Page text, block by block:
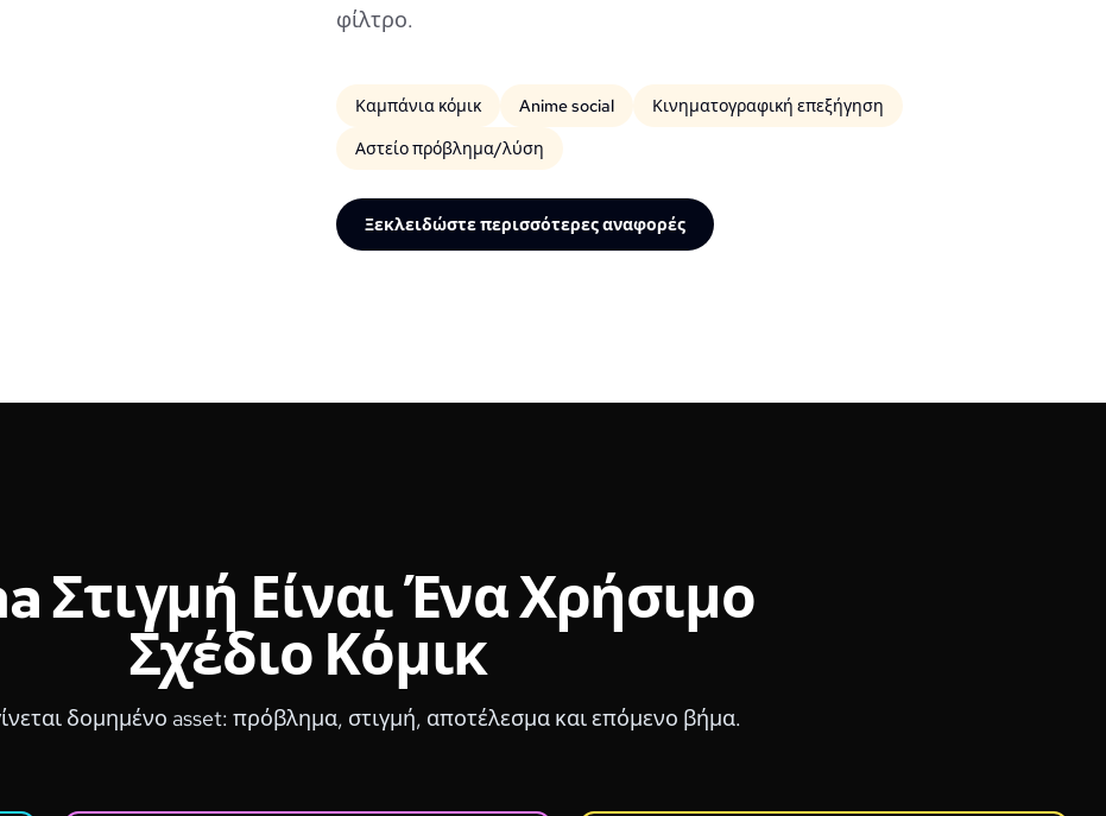
φίλτρο.
Καμπάνια κόμικ Anime social
Κινηματογραφική επεξήγηση
Αστείο πρόβλημα/λύση
Ξεκλειδώστε περισσότερες αναφορές
Στιγμή Είναι Ένα Χρήσιμο
Σχέδιο Κόμικ
δομημένο asset: πρόβλημα, στιγμή, αποτέλεσμα και επόμενο βήμα.